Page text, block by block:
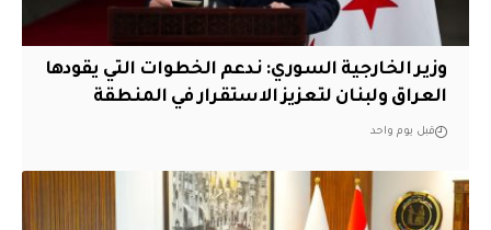
وزير الخارجية السوري: ندعم الخطوات التي يقودها
العراق ولبنان لتعزيز الاستقرار في المنطقة
قبل يوم واحد